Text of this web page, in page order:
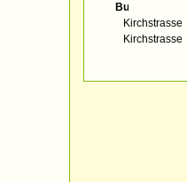
Bus:
Kirchstrasse
Kirchstrasse